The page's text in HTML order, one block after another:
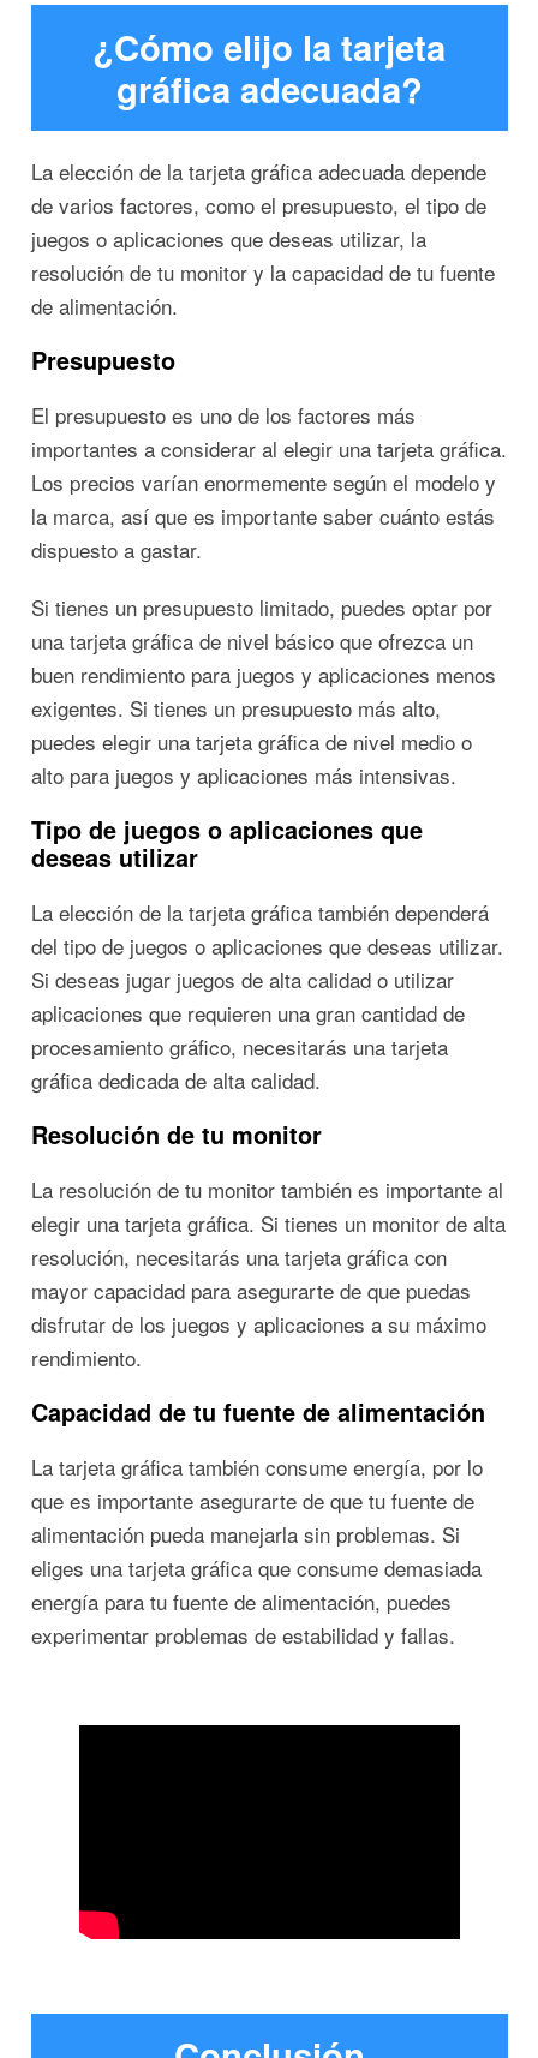
¿Cómo elijo la tarjeta
gráfica adecuada?
La elección de la tarjeta gráfica adecuada depende
de varios factores, como el presupuesto, el tipo de
juegos o aplicaciones que deseas utilizar, la
resolución de tu monitor y la capacidad de tu fuente
de alimentación.
Presupuesto
El presupuesto es uno de los factores más
importantes a considerar al elegir una tarjeta gráfica.
Los precios varían enormemente según el modelo y
la marca, así que es importante saber cuánto estás
dispuesto a gastar.
Si tienes un presupuesto limitado, puedes optar por
una tarjeta gráfica de nivel básico que ofrezca un
buen rendimiento para juegos y aplicaciones menos
exigentes. Si tienes un presupuesto más alto,
puedes elegir una tarjeta gráfica de nivel medio o
alto para juegos y aplicaciones más intensivas.
Tipo de juegos o aplicaciones que
deseas utilizar
La elección de la tarjeta gráfica también dependerá
del tipo de juegos o aplicaciones que deseas utilizar.
Si deseas jugar juegos de alta calidad o utilizar
aplicaciones que requieren una gran cantidad de
procesamiento gráfico, necesitarás una tarjeta
gráfica dedicada de alta calidad.
Resolución de tu monitor
La resolución de tu monitor también es importante al
elegir una tarjeta gráfica. Si tienes un monitor de alta
resolución, necesitarás una tarjeta gráfica con
mayor capacidad para asegurarte de que puedas
disfrutar de los juegos y aplicaciones a su máximo
rendimiento.
Capacidad de tu fuente de alimentación
La tarjeta gráfica también consume energía, por lo
que es importante asegurarte de que tu fuente de
alimentación pueda manejarla sin problemas. Si
eliges una tarjeta gráfica que consume demasiada
energía para tu fuente de alimentación, puedes
experimentar problemas de estabilidad y fallas.